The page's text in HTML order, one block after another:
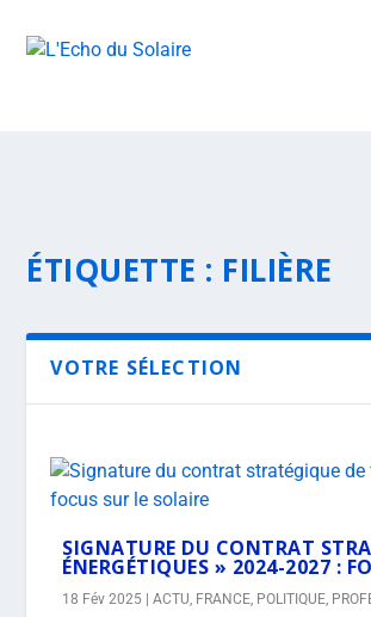
ÉTIQUETTE : FILIÈRE
VOTRE SÉLECTION
SIGNATURE DU CONTRAT
ÉNERGÉTIQUES » 2024-2027 :
18 Fév 2025 |ACTU, FRANCE, POLITIQUE,